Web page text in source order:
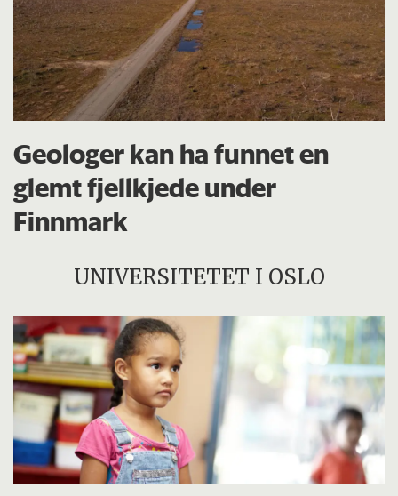
Geologer kan ha funnet en
glemt fjellkjede under
Finnmark
UNIVERSITETET I OSLO